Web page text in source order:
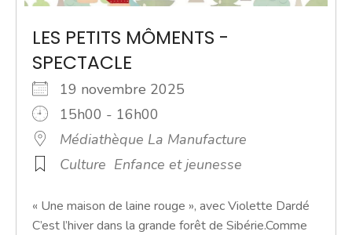
LES PETITS MÔMENTS -
SPECTACLE
19 novembre 2025
15h00 - 16h00
Médiathèque La Manufacture
Culture Enfance et jeunesse
« Une maison de laine rouge », avec Violette Dardé
C’est l’hiver dans la grande forêt de Sibérie.Comme